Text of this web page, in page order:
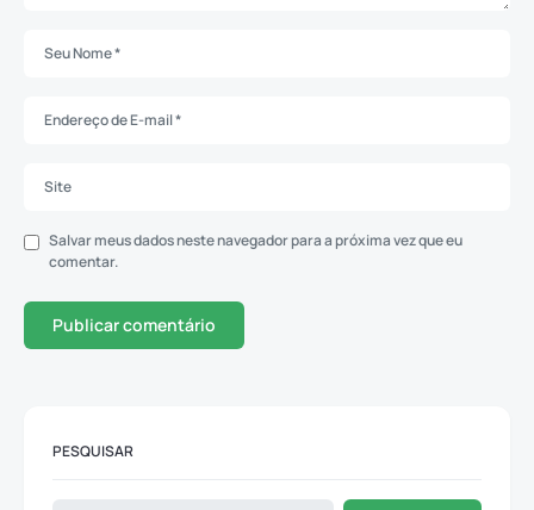
Salvar meus dados neste navegador para a próxima vez que eu
comentar.
PESQUISAR